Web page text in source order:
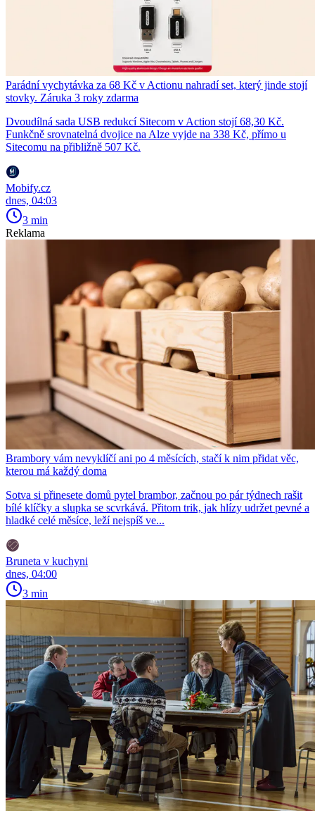
Parádní vychytávka za 68 Kč v Actionu nahradí set, který jinde stojí
stovky. Záruka 3 roky zdarma
Dvoudílná sada USB redukcí Sitecom v Action stojí 68,30 Kč.
Funkčně srovnatelná dvojice na Alze vyjde na 338 Kč, přímo u
Sitecomu na přibližně 507 Kč.
Mobify.cz
dnes, 04:03
3 min
Reklama
Brambory vám nevyklíčí ani po 4 měsících, stačí k nim přidat věc,
kterou má každý doma
Sotva si přinesete domů pytel brambor, začnou po pár týdnech rašit
bílé klíčky a slupka se scvrkává. Přitom trik, jak hlízy udržet pevné a
hladké celé měsíce, leží nejspíš ve...
Bruneta v kuchyni
dnes, 04:00
3 min